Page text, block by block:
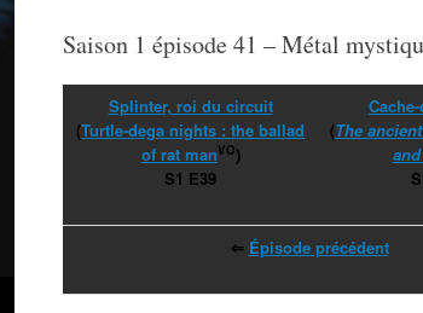
Saison 1 épisode 41 – Métal
Splinter, roi du circuit
(Turtle-dega nights : the ballad
of rat manVO)
S1 E39
(The
⇐ Épisode précédent